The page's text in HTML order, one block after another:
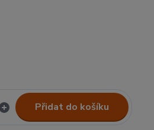
Přidat do košíku